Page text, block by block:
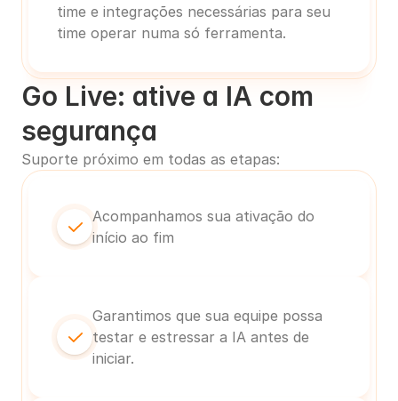
time e integrações necessárias para seu
time operar numa só ferramenta.
Go Live: ative a IA com
segurança
Suporte próximo em todas as etapas:
Acompanhamos sua ativação do
início ao fim
Garantimos que sua equipe possa
testar e estressar a IA antes de
iniciar.